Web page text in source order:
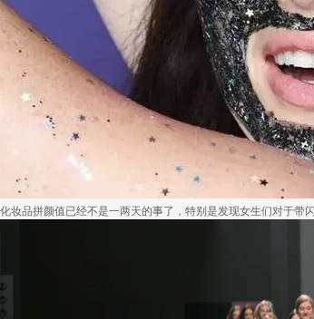
化妆品拼颜值已经不是一两天的事了，特别是发现女生们对于带